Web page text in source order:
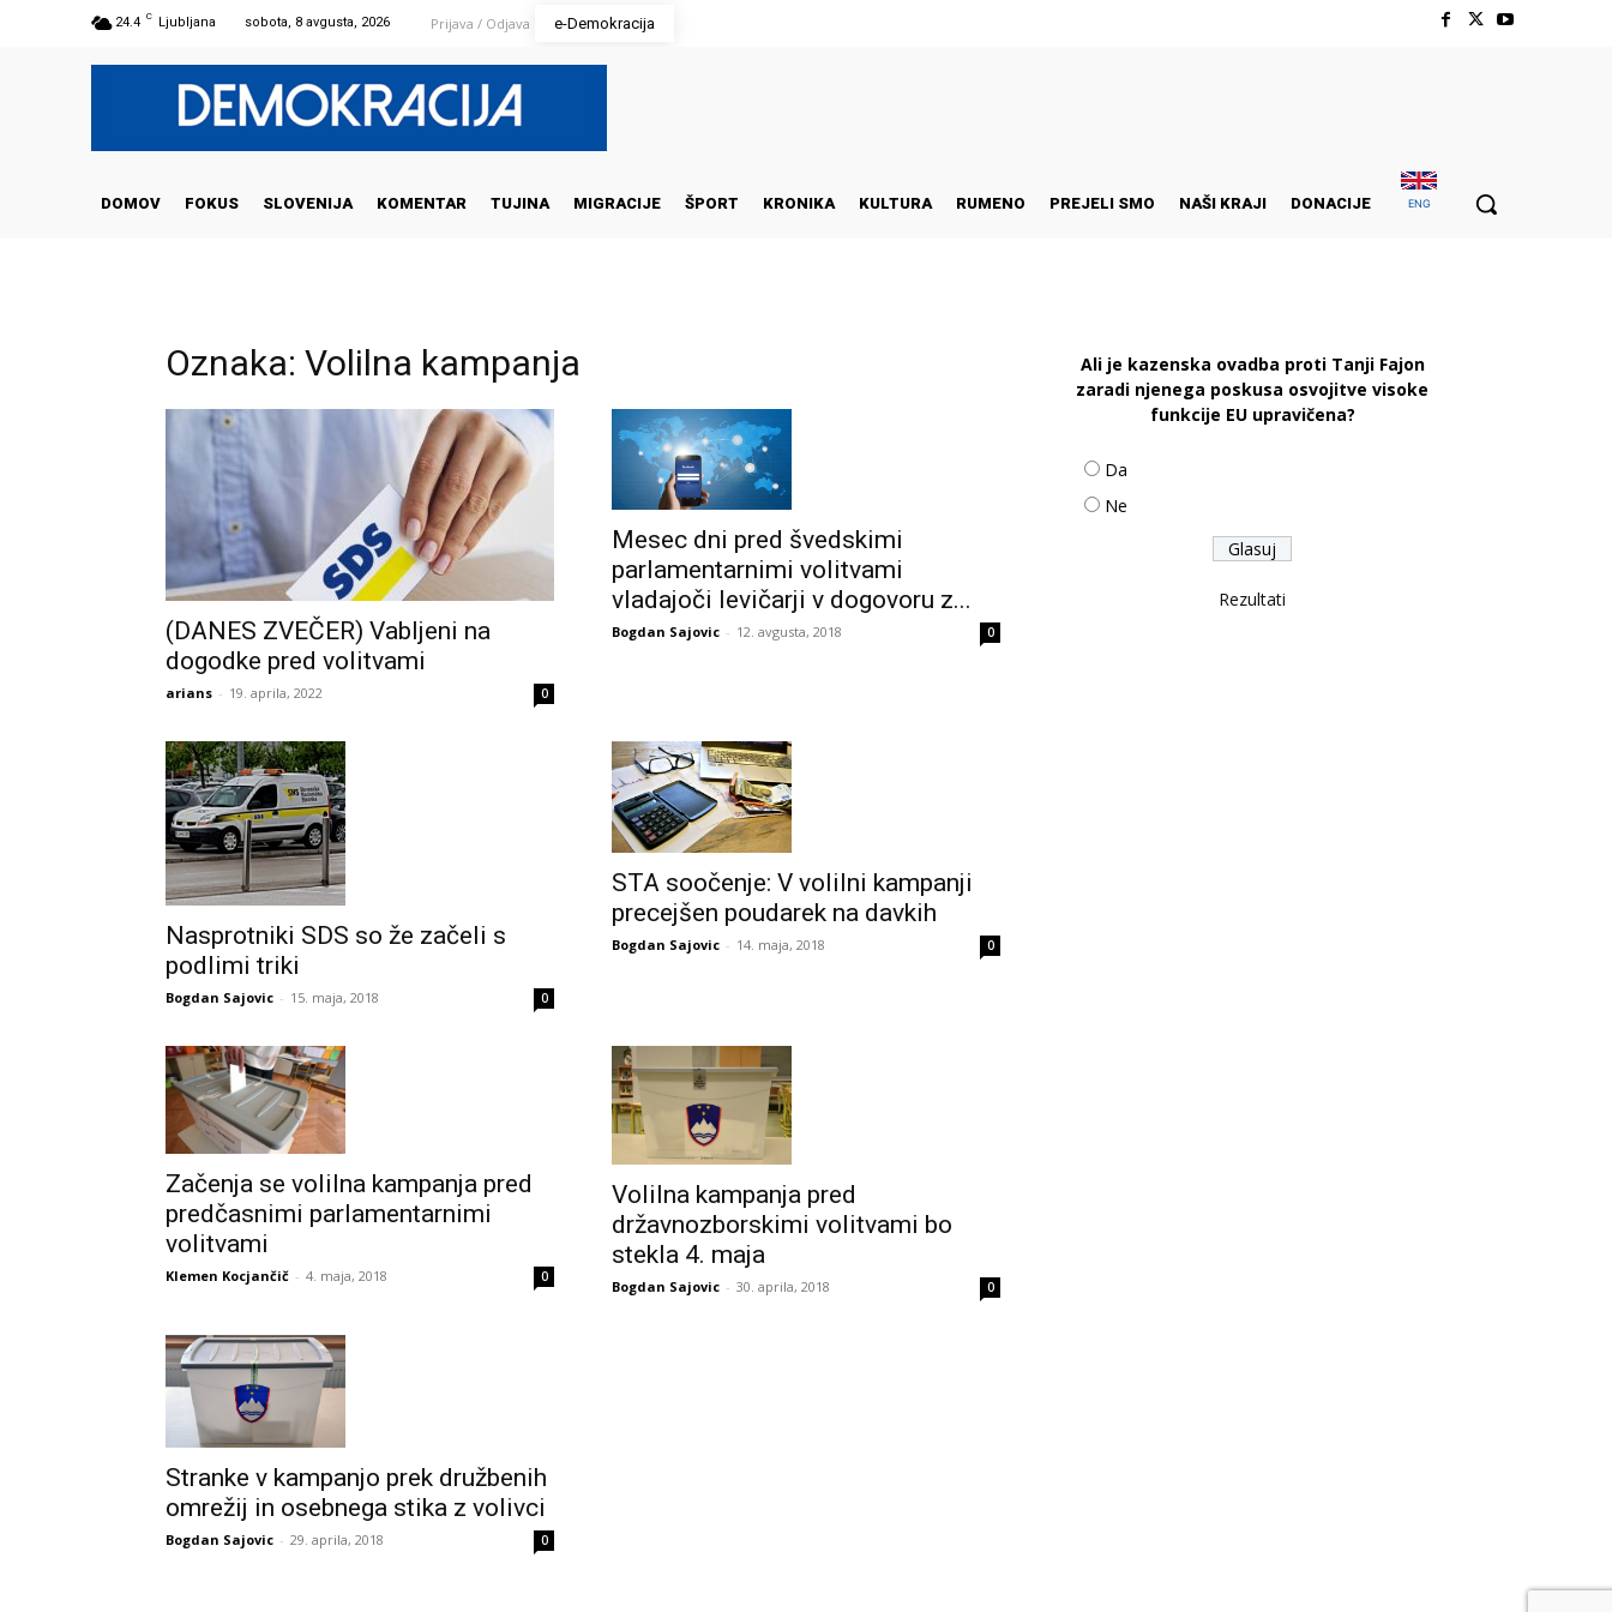
24.4 C Ljubljana sobota, 8 avgusta, 2026 Prijava / Odjava e-Demokracija
DOMOV FOKUS SLOVENIJA KOMENTAR TUJINA MIGRACIJE ŠPORT KRONIKA KULTURA RUMENO PREJELI SMO NAŠI KRAJI DONACIJE ENG
Oznaka: Volilna kampanja
(DANES ZVEČER) Vabljeni na
dogodke pred volitvami
arians - 19. aprila, 2022 0
Mesec dni pred švedskimi
parlamentarnimi volitvami
vladajoči levičarji v dogovoru z...
Bogdan Sajovic - 12. avgusta, 2018 0
Nasprotniki SDS so že začeli s
podlimi triki
Bogdan Sajovic - 15. maja, 2018 0
STA soočenje: V volilni kampanji
precejšen poudarek na davkih
Bogdan Sajovic - 14. maja, 2018 0
Začenja se volilna kampanja pred
predčasnimi parlamentarnimi
volitvami
Klemen Kocjančič - 4. maja, 2018 0
Volilna kampanja pred
državnozborskimi volitvami bo
stekla 4. maja
Bogdan Sajovic - 30. aprila, 2018 0
Stranke v kampanjo prek družbenih
omrežij in osebnega stika z volivci
Bogdan Sajovic - 29. aprila, 2018 0
Ali je kazenska ovadba proti Tanji Fajon
zaradi njenega poskusa osvojitve visoke
funkcije EU upravičena?
Da
Ne
Rezultati